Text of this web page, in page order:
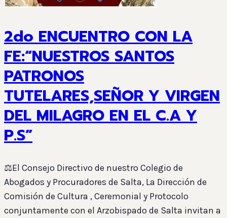
2do ENCUENTRO CON LA
FE:“NUESTROS SANTOS
PATRONOS
TUTELARES,SEÑOR Y VIRGEN
DEL MILAGRO EN EL C.A Y
P.S”
⚖️El Consejo Directivo de nuestro Colegio de
Abogados y Procuradores de Salta, La Dirección de
Comisión de Cultura , Ceremonial y Protocolo
conjuntamente con el Arzobispado de Salta invitan a